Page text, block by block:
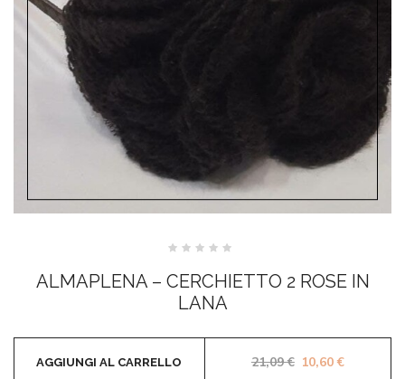
su
5
ALMAPLENA – CERCHIETTO 2 ROSE IN
LANA
21,09€ Il prezzo
10,60€Il prezzo
AGGIUNGI AL CARRELLO